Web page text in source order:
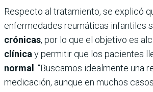
Respecto al tratamiento, se explicó
enfermedades reumáticas infantiles
crónicas, por lo que el objetivo es
clínica y permitir que los pacientes
normal
. “Buscamos idealmente una
medicación, aunque en muchos